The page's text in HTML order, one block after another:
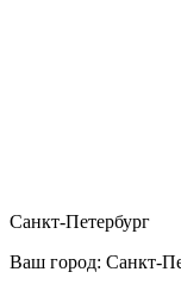
Санкт-Петербург
Ваш город: Санкт-